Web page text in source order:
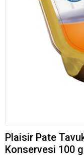
Plaisir Pate
Konservesi 100